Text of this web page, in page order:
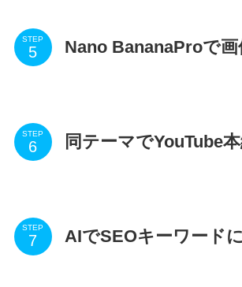
STEP Nano BananaProで画
STEP 同テーマでYouTube
STEP AIでSEOキーワード